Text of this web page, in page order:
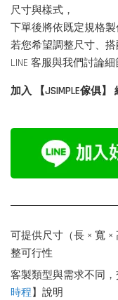
尺寸與樣式，
下單後將依既定規格製
若您希望調整尺寸、
LINE 客服與我們討論
加入 【JSIMPLE傢俱】
可提供尺寸（長 × 寬 ×
整可行性
客製類型與需求不同
時程】說明